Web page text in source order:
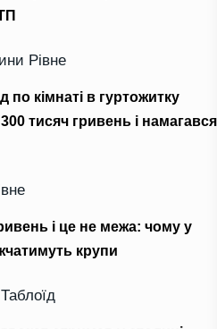
Рівне
по кімнаті в гуртожитку
тисяч гривень і намагався
і це не межа: чому у
крупи
Таблоїд